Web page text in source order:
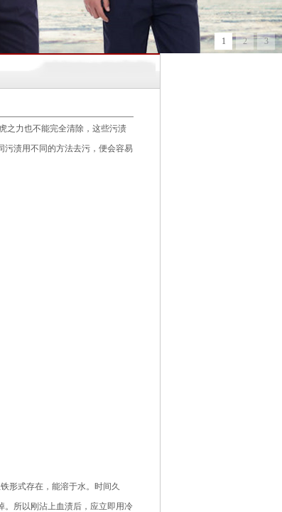
1 2 3
力也不能完全清除，这些污渍
污渍用不同的方法去污，便会容易
形式存在，能溶于水。时间久
。所以刚沾上血渍后，应立即用冷